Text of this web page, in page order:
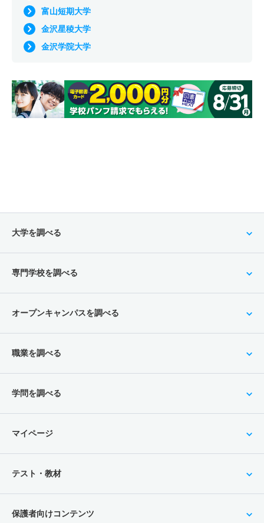
富山短期大学
金沢星稜大学
金沢学院大学
大学を調べる
専門学校を調べる
オープンキャンパスを調べる
職業を調べる
学問を調べる
マイページ
テスト・教材
保護者向けコンテンツ